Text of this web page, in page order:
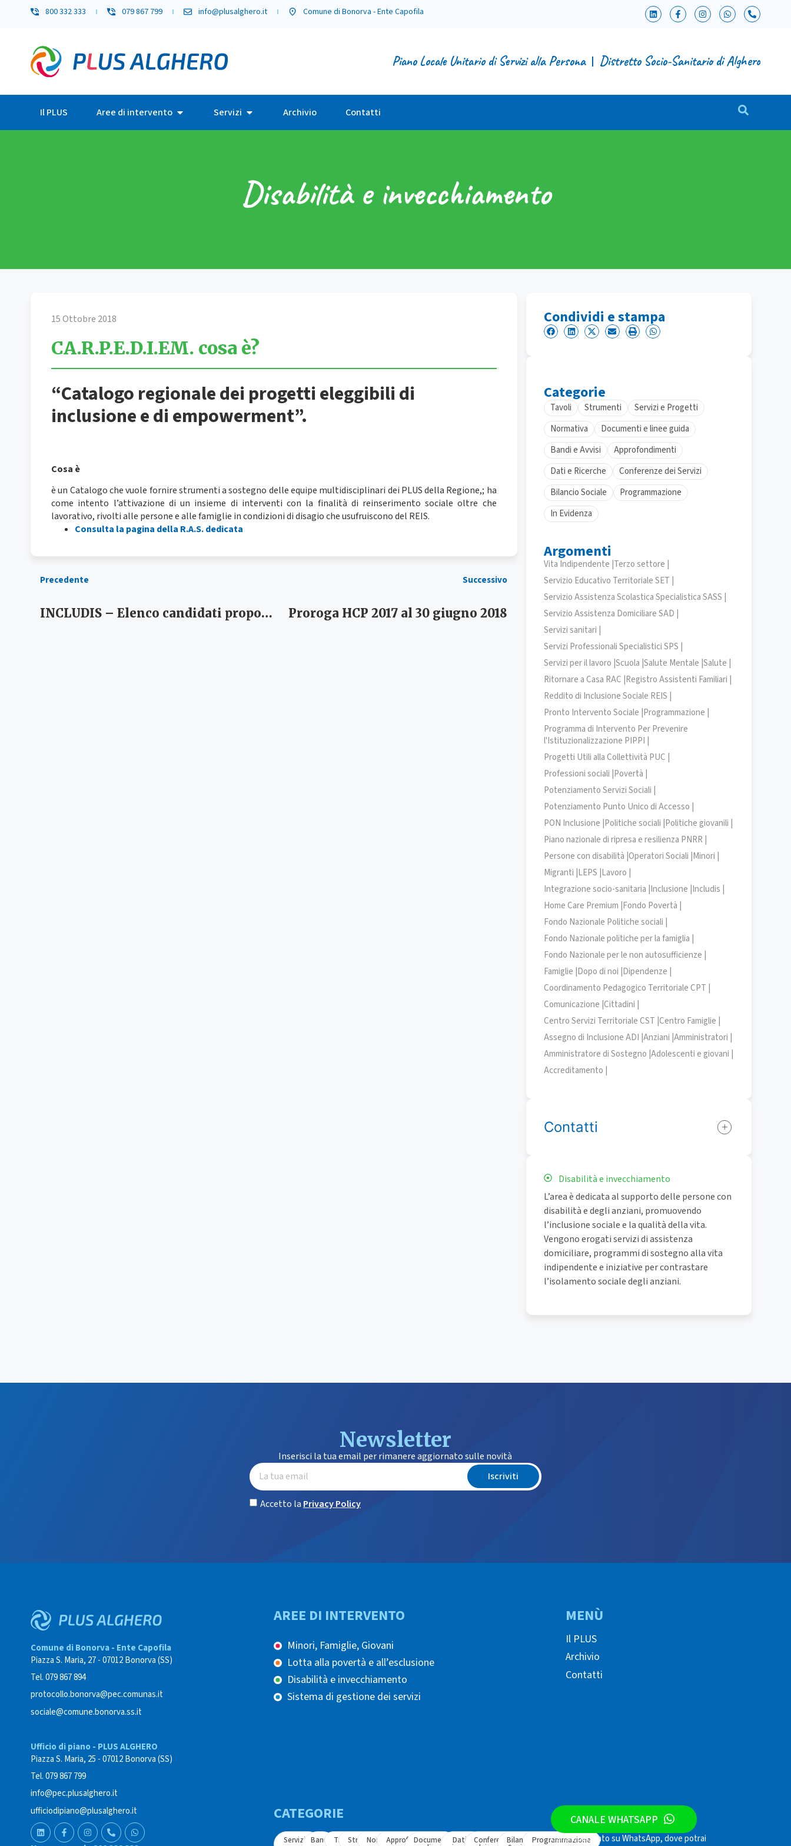
800 332 333 079 867 799 info@plusalghero.it Comune di Bonorva - Ente Capofila
Piano Locale Unitario di Servizi alla Persona Distretto Socio-Sanitario di Alghero
Il PLUS Aree di intervento Servizi Archivio Contatti
Disabilità e invecchiamento
Condividi e stampa
Categorie
Tavoli Strumenti
Servizi e Progetti
Normativa
Documenti e linee guida
Bandi e Avvisi
Approfondimenti
Dati e Ricerche
Conferenze dei Servizi
Bilancio Sociale
Programmazione
In Evidenza
Argomenti
Vita Indipendente | Terzo settore |
Servizio Educativo Territoriale SET |
Servizio Assistenza Scolastica Specialistica SASS |
Servizio Assistenza Domiciliare SAD |
Servizi sanitari |
Servizi Professionali Specialistici SPS |
Servizi per il lavoro | Scuola | Salute Mentale | Salute |
Ritornare a Casa RAC | Registro Assistenti Familiari |
Reddito di Inclusione Sociale REIS |
Pronto Intervento Sociale | Programmazione |
Programma di Intervento Per Prevenire
l'Istituzionalizzazione PIPPI |
Progetti Utili alla Collettività PUC |
Professioni sociali | Povertà |
Potenziamento Servizi Sociali |
Potenziamento Punto Unico di Accesso |
PON Inclusione | Politiche sociali | Politiche giovanili |
Piano nazionale di ripresa e resilienza PNRR |
Persone con disabilità | Operatori Sociali | Minori |
Migranti | LEPS | Lavoro |
Integrazione socio-sanitaria | Inclusione | Includis |
Home Care Premium | Fondo Povertà |
Fondo Nazionale Politiche sociali |
Fondo Nazionale politiche per la famiglia |
Fondo Nazionale per le non autosufficienze |
Famiglie | Dopo di noi | Dipendenze |
Coordinamento Pedagogico Territoriale CPT |
Comunicazione | Cittadini |
Centro Servizi Territoriale CST | Centro Famiglie |
Assegno di Inclusione ADI | Anziani | Amministratori |
Amministratore di Sostegno | Adolescenti e giovani |
Accreditamento |
Contatti
Disabilità e invecchiamento
L’area è dedicata al supporto delle persone con
disabilità e degli anziani, promuovendo
l’inclusione sociale e la qualità della vita.
Vengono erogati servizi di assistenza
domiciliare, programmi di sostegno alla vita
indipendente e iniziative per contrastare
l’isolamento sociale degli anziani.
15 Ottobre 2018
CA.R.P.E.D.I.EM. cosa è?
“Catalogo regionale dei progetti eleggibili di
inclusione e di empowerment”.
Cosa è
è un Catalogo che vuole fornire strumenti a sostegno delle equipe multidisciplinari dei PLUS della Regione,; ha
come intento l’attivazione di un insieme di interventi con la finalità di reinserimento sociale oltre che
lavorativo, rivolti alle persone e alle famiglie in condizioni di disagio che usufruiscono del REIS.
Consulta la pagina della R.A.S. dedicata
Precedente
INCLUDIS – Elenco candidati proposti dai servizi sociali comunali
Successivo
Proroga HCP 2017 al 30 giugno 2018
Newsletter
Inserisci la tua email per rimanere aggiornato sulle novità
Accetto la Privacy Policy
Iscriviti
Comune di Bonorva - Ente Capofila
Piazza S. Maria, 27 - 07012 Bonorva (SS)
Tel. 079 867 894
protocollo.bonorva@pec.comunas.it
sociale@comune.bonorva.ss.it
Ufficio di piano - PLUS ALGHERO
Piazza S. Maria, 25 - 07012 Bonorva (SS)
Tel. 079 867 799
info@pec.plusalghero.it
ufficiodipiano@plusalghero.it
AREE DI INTERVENTO
Minori, Famiglie, Giovani
Lotta alla povertà e all’esclusione
Disabilità e invecchiamento
Sistema di gestione dei servizi
MENÙ
Il PLUS
Archivio
Contatti
CATEGORIE
Servizi eBandi TavoliStrumentiNormativaApprofondimenti
Documenti Dati e ConferenzaBilancioProgrammazione
CANALE WHATSAPP
Canale dedicato su WhatsApp, dove potrai